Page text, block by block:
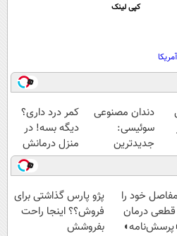
کپی لینک
آمریکا
دندان مصنوعی
سوئیسی:
جدیدترین
فناوری اروپا،
سبک و مقاوم |
پرداخت قسطی
کمر درد داری؟
دیگه بسه! در
منزل درمانش
کن
(◀پرسش‌نامه)
خود را
قطعی درمان
پژو پارس گذاشتی برای
فروش؟؟ اینجا راحت
بفروشش